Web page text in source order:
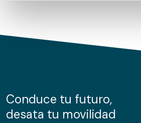
de cookies.
información sobre el uso que haga
nuestros partners de redes sociales,
Conduce tu futuro,
desata tu movilidad